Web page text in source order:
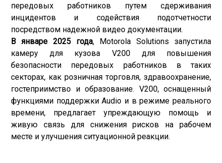
передовых работников путем сдерживания
инцидентов и содействия подотчетности
посредством надежной видео документации.
В январе 2025 года, Motorola Solutions запустила
камеру для кузова V200 для повышения
безопасности передовых работников в таких
секторах, как розничная торговля, здравоохранение,
гостеприимство и образование. V200, оснащенный
функциями поддержки Audio и в режиме реального
времени, предлагает упреждающую помощь и
живую связь для снижения рисков на рабочем
месте и улучшения ситуационной реакции.